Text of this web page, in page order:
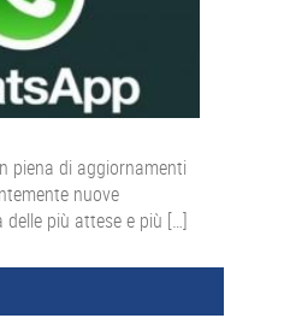
piena di aggiornamenti
nuove
più attese e più […]